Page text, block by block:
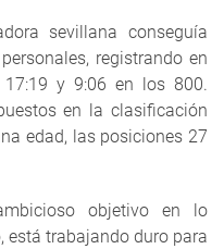
sevillana conseguía
registrando en
y 9:06 en los 800.
en la clasificación
edad, las posiciones 27
objetivo en lo
está trabajando duro para